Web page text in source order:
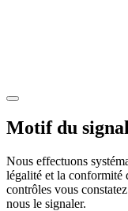
Motif du
Nous effectuons
légalité et la conformité
contrôles vous
nous le signaler.